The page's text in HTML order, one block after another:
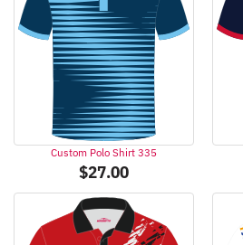
Custom Polo Shirt 335
$27.00